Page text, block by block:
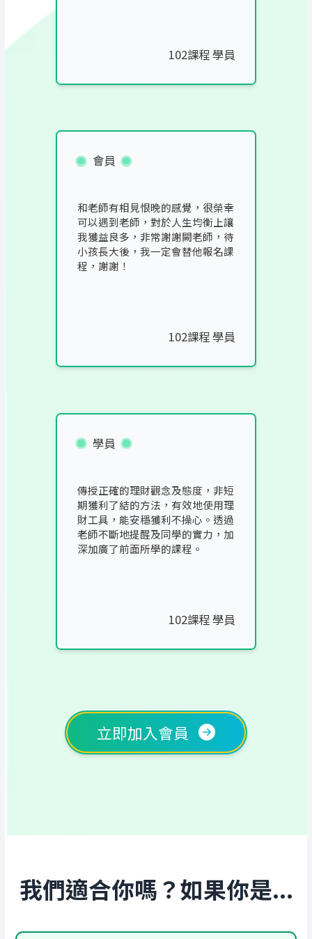
102課程 學員
會員
和老師有相見恨晚的感覺，很榮幸
可以遇到老師，對於人生均衡上讓
我獲益良多，非常謝謝闕老師，待
小孩長大後，我一定會替他報名課
程，謝謝！
102課程 學員
學員
傳授正確的理財觀念及態度，非短
期獲利了結的方法，有效地使用理
財工具，能安穩獲利不操心。透過
老師不斷地提醒及同學的實力，加
深加廣了前面所學的課程。
102課程 學員
立即加入會員
我們適合你嗎？如果你是...